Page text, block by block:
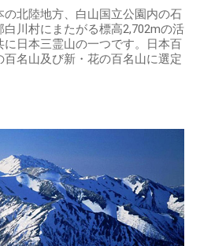
北陸地方、白山国立公園内の石
川村にまたがる標高2,702mの活
日本三霊山の一つです。日本百
名山及び新・花の百名山に選定